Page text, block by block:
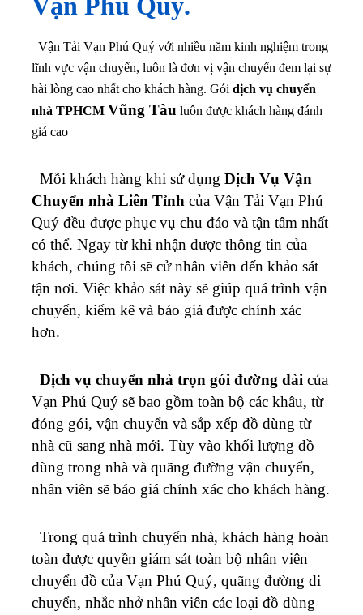
Vạn Phú Quý.
Vận Tải Vạn Phú Quý với nhiều năm kinh nghiệm trong
lĩnh vực vận chuyển, luôn là đơn vị vận chuyển đem lại sự
hài lòng cao nhất cho khách hàng. Gói dịch vụ chuyển
nhà TPHCM Vũng Tàu luôn được khách hàng đánh
giá cao
Mỗi khách hàng khi sử dụng Dịch Vụ Vận
Chuyển nhà Liên Tỉnh của Vận Tải Vạn Phú
Quý đều được phục vụ chu đáo và tận tâm nhất
có thể. Ngay từ khi nhận được thông tin của
khách, chúng tôi sẽ cử nhân viên đến khảo sát
tận nơi. Việc khảo sát này sẽ giúp quá trình vận
chuyển, kiểm kê và báo giá được chính xác
hơn.
Dịch vụ chuyển nhà trọn gói đường dài của
Vạn Phú Quý sẽ bao gồm toàn bộ các khâu, từ
đóng gói, vận chuyển và sắp xếp đồ dùng từ
nhà cũ sang nhà mới. Tùy vào khối lượng đồ
dùng trong nhà và quãng đường vận chuyển,
nhân viên sẽ báo giá chính xác cho khách hàng.
Trong quá trình chuyển nhà, khách hàng hoàn
toàn được quyền giám sát toàn bộ nhân viên
chuyển đồ của Vạn Phú Quý, quãng đường di
chuyển, nhắc nhở nhân viên các loại đồ dùng